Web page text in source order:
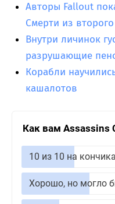
Авторы Fallout
Смерти из
Внутри личинок
разрушающие
Корабли
кашалотов
Как вам Assassins
10 из 10 на
Хорошо, но могло